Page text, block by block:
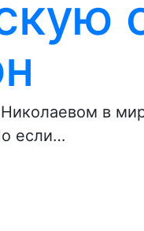
в
если…